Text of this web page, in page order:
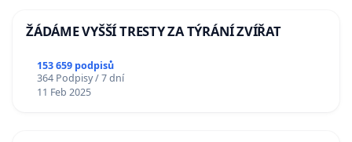
ŽÁDÁME VYŠŠÍ TRESTY ZA TÝRÁNÍ ZVÍŘAT
153 659 podpisů
364 Podpisy / 7 dní
11 Feb 2025